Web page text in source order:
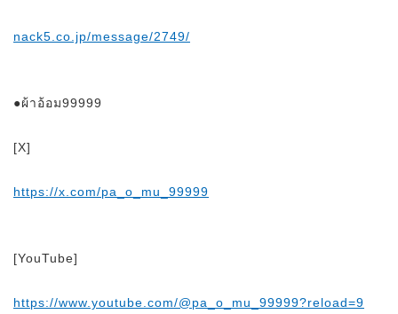
nack5.co.jp/message/2749/
●ผ้าอ้อม99999
[X]
https://x.com/pa_o_mu_99999
[YouTube]
https://www.youtube.com/@pa_o_mu_99999?reload=9